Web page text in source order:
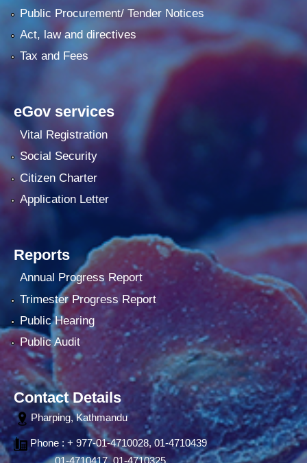
Public Procurement/ Tender Notices
Act, law and directives
Tax and Fees
eGov services
Vital Registration
Social Security
Citizen Charter
Application Letter
Reports
Annual Progress Report
Trimester Progress Report
Public Hearing
Public Audit
Contact Details
Pharping, Kathmandu
Phone : + 977-01-4710028, 01-4710439
01-4710417, 01-4710325